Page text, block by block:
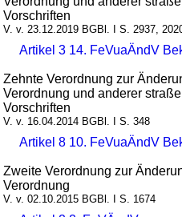
Vorschriften
V. v. 23.12.2019 BGBl. I S. 2937,
Artikel 3 14. FeVuaÄndV
Zehnte Verordnung zur
Verordnung und anderer
Vorschriften
V. v. 16.04.2014 BGBl. I S. 348
Artikel 8 10. FeVuaÄndV
Zweite Verordnung zur
Verordnung
V. v. 02.10.2015 BGBl. I S. 1674